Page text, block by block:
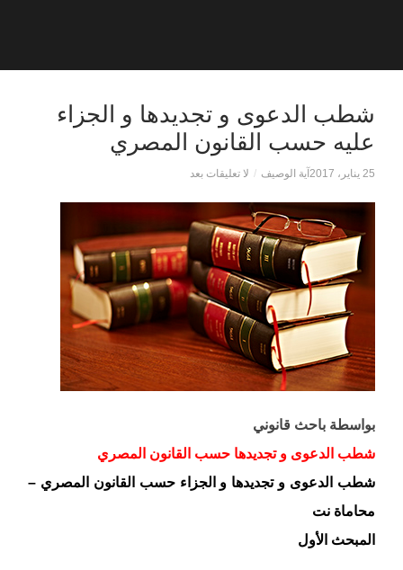
شطب الدعوى و تجديدها و الجزاء
عليه حسب القانون المصري
25 يناير، 2017 آية الوصيف / لا تعليقات بعد
بواسطة باحث قانوني
شطب الدعوى و تجديدها حسب القانون المصري
شطب الدعوى و تجديدها و الجزاء حسب القانون المصري –
محاماة نت
المبحث الأول